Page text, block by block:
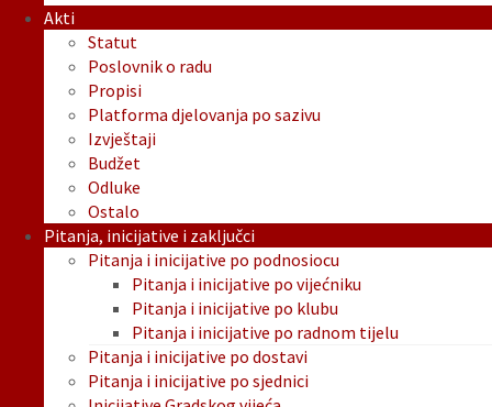
Akti
Statut
Poslovnik o radu
Propisi
Platforma djelovanja po sazivu
Izvještaji
Budžet
Odluke
Ostalo
Pitanja, inicijative i zaključci
Pitanja i inicijative po podnosiocu
Pitanja i inicijative po vijećniku
Pitanja i inicijative po klubu
Pitanja i inicijative po radnom tijelu
Pitanja i inicijative po dostavi
Pitanja i inicijative po sjednici